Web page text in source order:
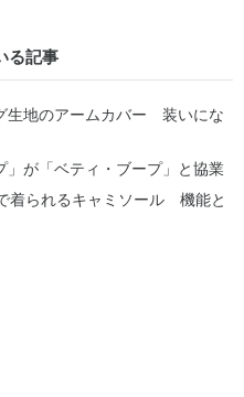
る記事
生地のアームカバー 装いにな
が「ベティ・ブープ」と協業
着られるキャミソール 機能と